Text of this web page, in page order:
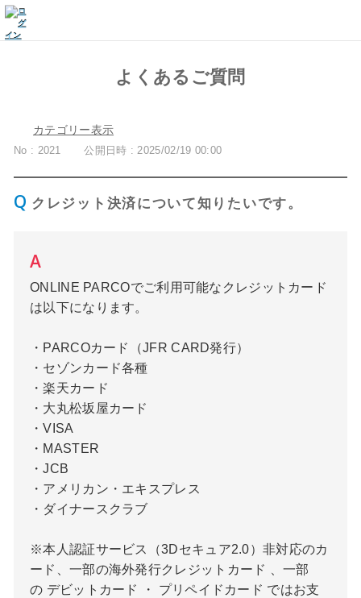
よくあるご質問
カテゴリー表示
No : 2021 公開日時 : 2025/02/19 00:00
クレジット決済について知りたいです。
ONLINE PARCOでご利用可能なクレジットカード
は以下になります。
・PARCOカード（JFR CARD発行）
・セゾンカード各種
・楽天カード
・大丸松坂屋カード
・VISA
・MASTER
・JCB
・アメリカン・エキスプレス
・ダイナースクラブ
※本人認証サービス（3Dセキュア2.0）非対応のカ
ード、一部の海外発行クレジットカード 、一部
の デビットカード ・ プリペイドカード ではお支